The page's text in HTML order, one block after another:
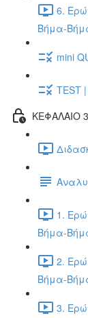
6.
Βήμα-
mini
TEST
ΚΕΦΑΛΑΙΟ
1.
Βήμα-
2.
Βήμα-
3.